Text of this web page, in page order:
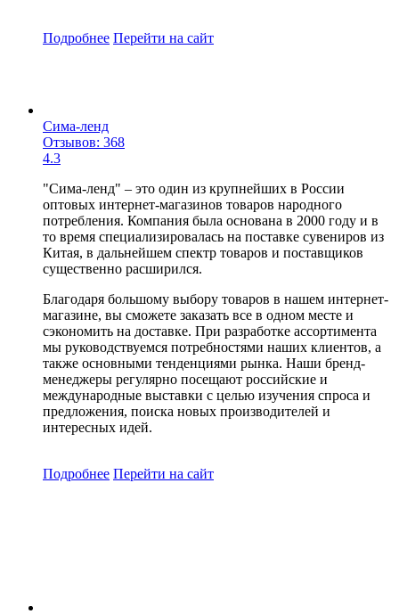
Подробнее Перейти на сайт
Сима-ленд
Отзывов: 368
4.3
"Сима-ленд" – это один из крупнейших в России
оптовых интернет-магазинов товаров народного
потребления. Компания была основана в 2000 году и в
то время специализировалась на поставке сувениров из
Китая, в дальнейшем спектр товаров и поставщиков
существенно расширился.
Благодаря большому выбору товаров в нашем интернет-
магазине, вы сможете заказать все в одном месте и
сэкономить на доставке. При разработке ассортимента
мы руководствуемся потребностями наших клиентов, а
также основными тенденциями рынка. Наши бренд-
менеджеры регулярно посещают российские и
международные выставки с целью изучения спроса и
предложения, поиска новых производителей и
интересных идей.
Подробнее Перейти на сайт